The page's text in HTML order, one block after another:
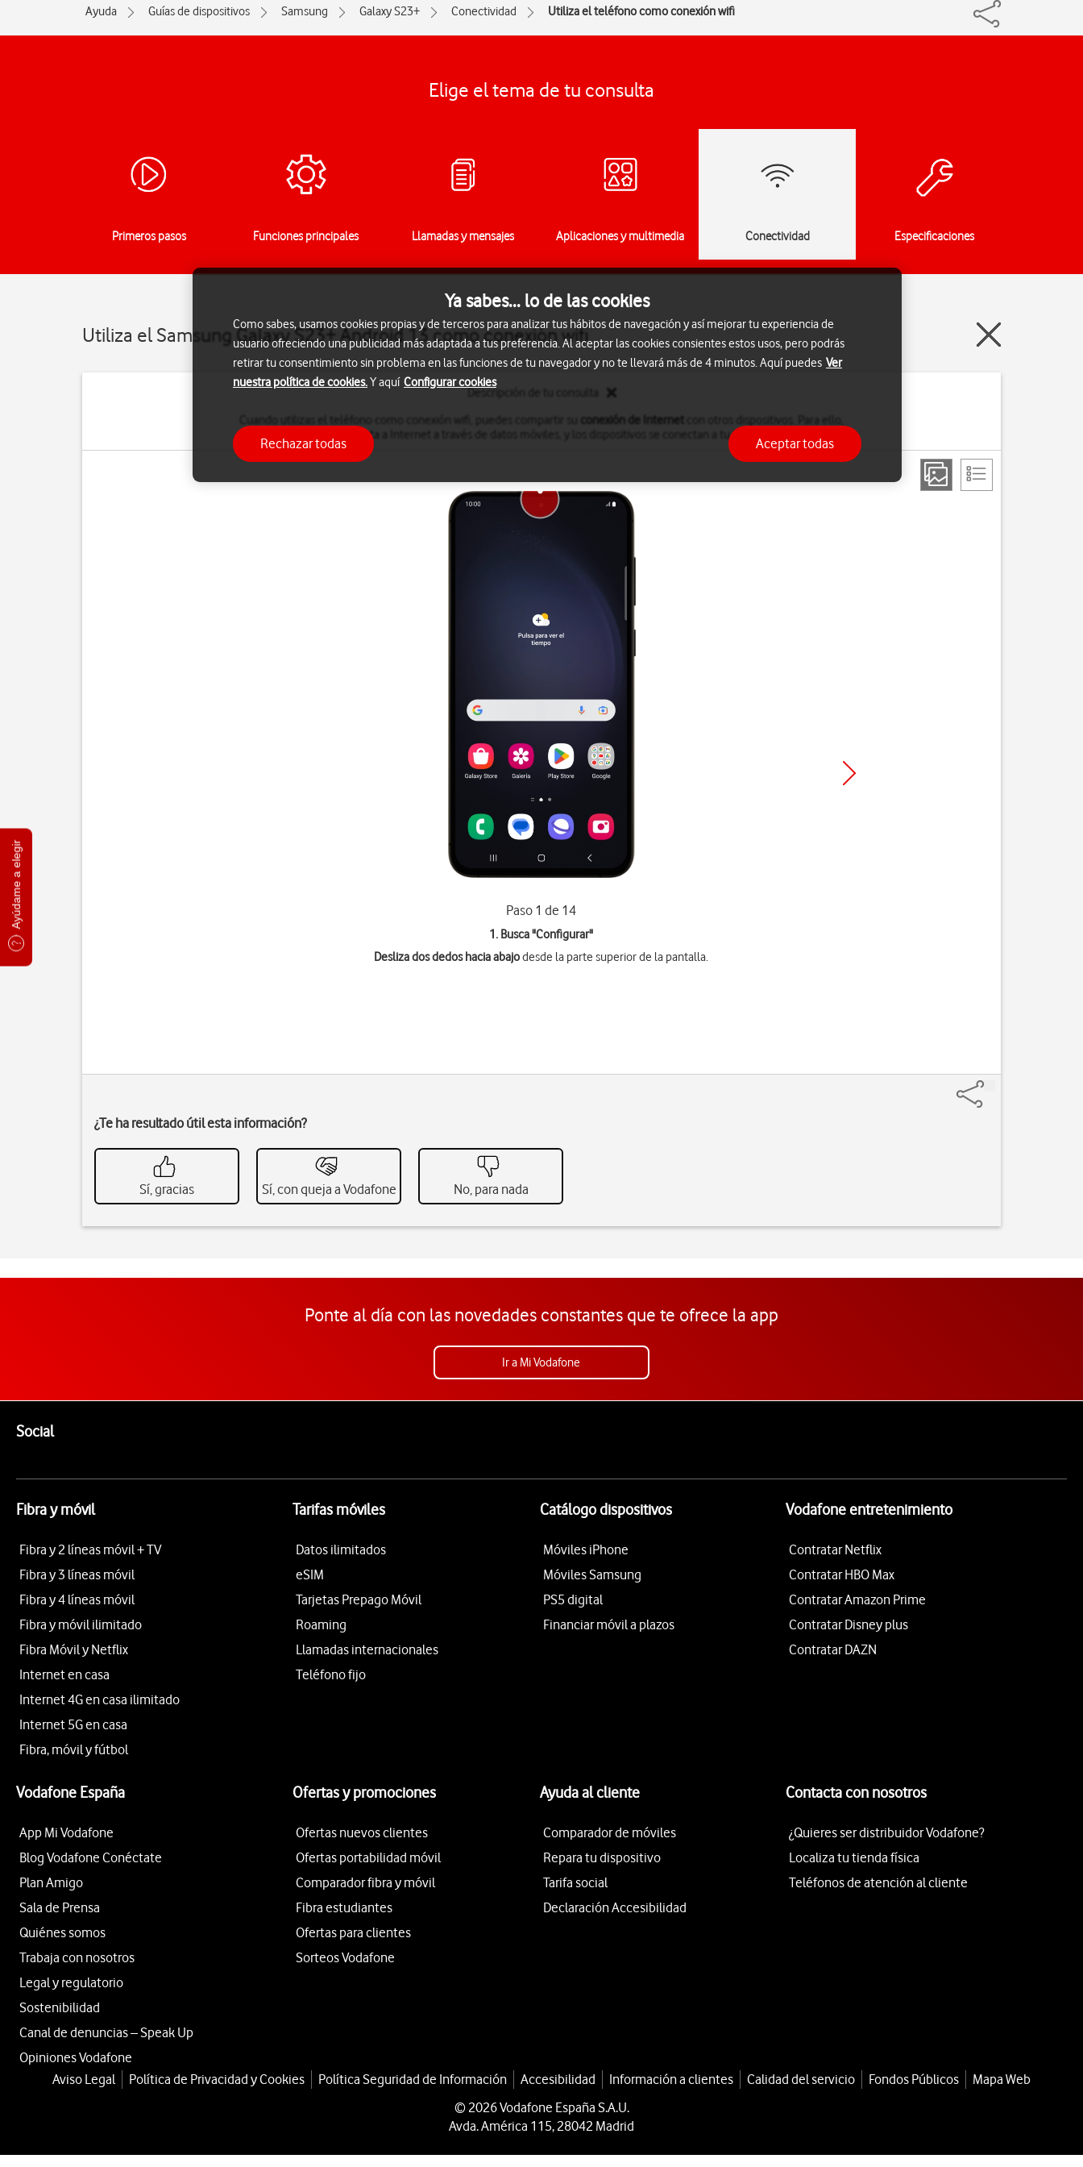
Ayúdame a elegir
Ayuda Guías de dispositivos Samsung Galaxy S23+ Conectividad Utiliza el teléfono como conexión wifi
Elige el tema de tu consulta
Primeros pasos Funciones principales Llamadas y mensajes Aplicaciones y multimedia Conectividad Especificaciones
Utiliza el Samsung Galaxy S23+ Android 13 como conexión wifi
Descripción de tu consulta
conexión de Internet
tu teléfono se conecta a Internet a través de datos móviles, y los dispositivos se conectan a tu teléfono por wifi.
Paso 1 de 14
1. Busca "Configurar"
Desliza dos dedos hacia abajodesde la parte superior de la pantalla.
¿Te ha resultado útil esta información?
Sí, gracias Sí, con queja a Vodafone No, para nada
Ponte al día con las novedades constantes que te ofrece la app
Ir a Mi Vodafone
SocialEnlaces a las redes sociales de Vodafone
Fibra y móvil
Fibra y 2 líneas móvil + TV
Fibra y 3 líneas móvil
Fibra y 4 líneas móvil
Fibra y móvil ilimitado
Fibra Móvil y Netflix
Internet en casa
Internet 4G en casa ilimitado
Internet 5G en casa
Fibra, móvil y fútbol
Tarifas móviles
Datos ilimitados
eSIM
Tarjetas Prepago Móvil
Roaming
Llamadas internacionales
Teléfono fijo
Catálogo dispositivos
Móviles iPhone
Móviles Samsung
PS5 digital
Financiar móvil a plazos
Vodafone entretenimiento
Contratar Netflix
Contratar HBO Max
Contratar Amazon Prime
Contratar Disney plus
Contratar DAZN
Vodafone España
App Mi Vodafone
Blog Vodafone Conéctate
Plan Amigo
Sala de Prensa
Quiénes somos
Trabaja con nosotros
Legal y regulatorio
Sostenibilidad
Canal de denuncias – Speak Up
Opiniones Vodafone
Ofertas y promociones
Ofertas nuevos clientes
Ofertas portabilidad móvil
Comparador fibra y móvil
Fibra estudiantes
Ofertas para clientes
Sorteos Vodafone
Ayuda al cliente
Comparador de móviles
Repara tu dispositivo
Tarifa social
Declaración Accesibilidad
Contacta con nosotros
¿Quieres ser distribuidor Vodafone?
Localiza tu tienda física
Teléfonos de atención al cliente
Aviso Legal Política de Privacidad y Cookies Política Seguridad de Información Accesibilidad Información a clientes Calidad del servicio Fondos Públicos
Mapa Web
© 2026 Vodafone España S.A.U.
Avda. América 115, 28042 Madrid
Ya sabes... lo de las cookies
Como sabes, usamos cookies propias y de terceros para analizar tus hábitos de navegación y así mejorar tu experiencia de
usuario ofreciendo una publicidad más adaptada a tus preferencia. Al aceptar las cookies consientes estos usos, pero podrás
retirar tu consentimiento sin problema en las funciones de tu navegador y no te llevará más de 4 minutos. Aquí puedes Ver
nuestra política de cookies.Y aquí Configurar cookies
Rechazar todas Aceptar todas